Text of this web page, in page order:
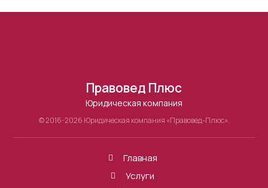
Правовед Плюс
Юридическая компания
© 2016-2026 Юридическая компания «Правовед-Плюс».
Главная
Услуги